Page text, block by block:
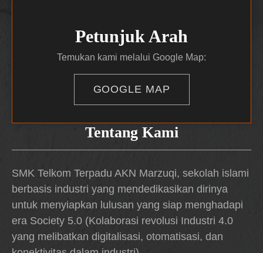
Tentang Kami
SMK Telkom Terpadu AKN Marzuqi, sekolah islami
berbasis industri yang mendedikasikan dirinya
untuk menyiapkan lulusan yang siap menghadapi
era Society 5.0 (Kolaborasi revolusi Industri 4.0
yang melibatkan digitalisasi, otomatisasi, dan
Petunjuk Arah
Temukan kami melalui Google Map:
GOOGLE MAP